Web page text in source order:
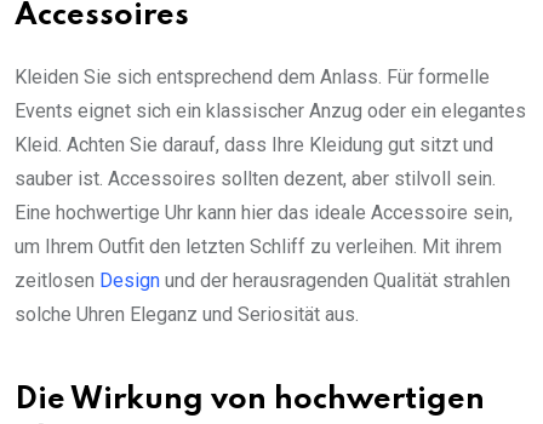
Accessoires
Kleiden Sie sich entsprechend dem Anlass. Für formelle
Events eignet sich ein klassischer Anzug oder ein elegantes
Kleid. Achten Sie darauf, dass Ihre Kleidung gut sitzt und
sauber ist. Accessoires sollten dezent, aber stilvoll sein.
Eine hochwertige Uhr kann hier das ideale Accessoire sein,
um Ihrem Outfit den letzten Schliff zu verleihen. Mit ihrem
zeitlosen Design und der herausragenden Qualität strahlen
solche Uhren Eleganz und Seriosität aus.
Die Wirkung von hochwertigen